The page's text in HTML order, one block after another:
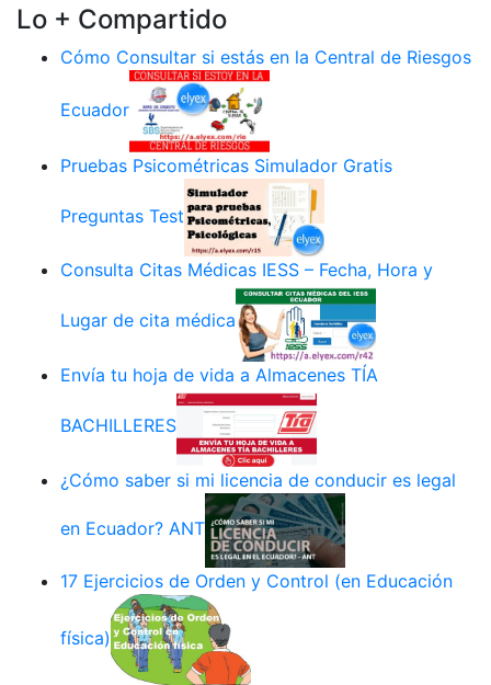
Lo + Compartido
Cómo Consultar si estás en la Central de Riesgos
Ecuador
Pruebas Psicométricas Simulador Gratis
Preguntas Test
Consulta Citas Médicas IESS – Fecha, Hora y
Lugar de cita médica
Envía tu hoja de vida a Almacenes TÍA
BACHILLERES
¿Cómo saber si mi licencia de conducir es legal
en Ecuador? ANT
17 Ejercicios de Orden y Control (en Educación
física)